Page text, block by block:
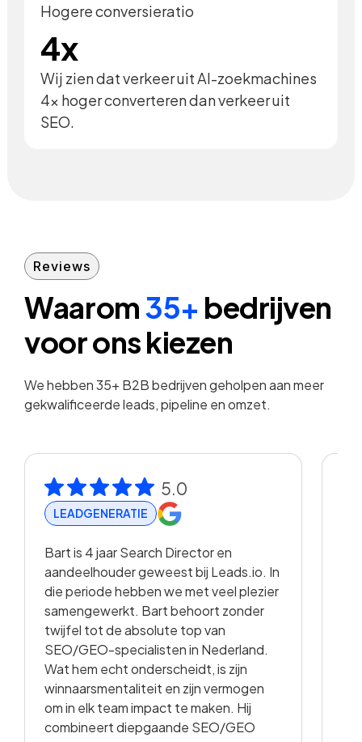
Hogere conversieratio
4x
Wij zien dat verkeer uit AI-zoekmachines
4x hoger converteren dan verkeer uit
SEO.
Reviews
Waarom35+ bedrijven
voor ons kiezen
We hebben 35+ B2B bedrijven geholpen aan meer
gekwalificeerde leads, pipeline en omzet.
5.0
LEADGENERATIE
Bart is 4 jaar Search Director en
aandeelhouder geweest bij Leads.io. In
die periode hebben we met veel plezier
samengewerkt. Bart behoort zonder
twijfel tot de absolute top van
SEO/GEO-specialisten in Nederland.
Wat hem echt onderscheidt, is zijn
winnaarsmentaliteit en zijn vermogen
om in elk team impact te maken. Hij
combineert diepgaande SEO/GEO